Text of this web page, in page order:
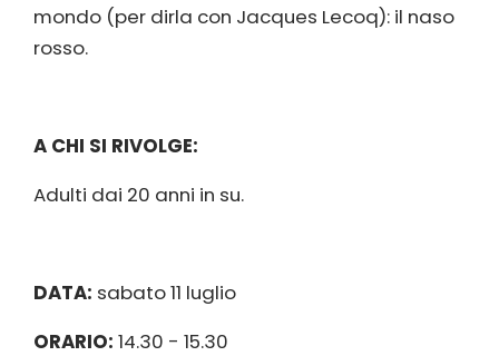
mondo (per dirla con Jacques Lecoq): il naso
rosso.
A CHI SI RIVOLGE:
Adulti dai 20 anni in su.
DATA: sabato 11 luglio
ORARIO: 14.30 - 15.30